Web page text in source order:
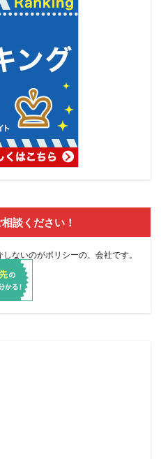
談ください！
ないのがポリシーの、会社です。